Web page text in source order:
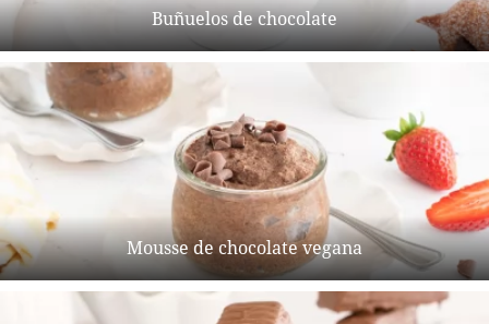
Buñuelos de chocolate
Mousse de chocolate vegana